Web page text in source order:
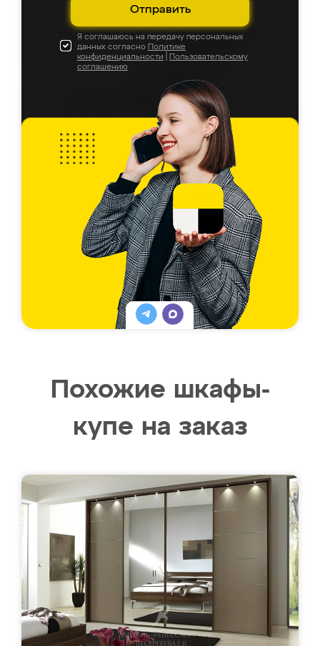
Отправить
Я соглашаюсь на передачу персональных
данных согласно Политике
конфиденциальности
Пользовательскому
соглашению
Похожие шкафы-
купе на заказ